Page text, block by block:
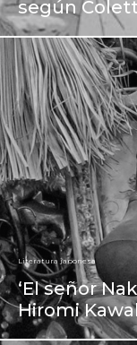
según
Literatura japonesa
‘El señor
Hiromi